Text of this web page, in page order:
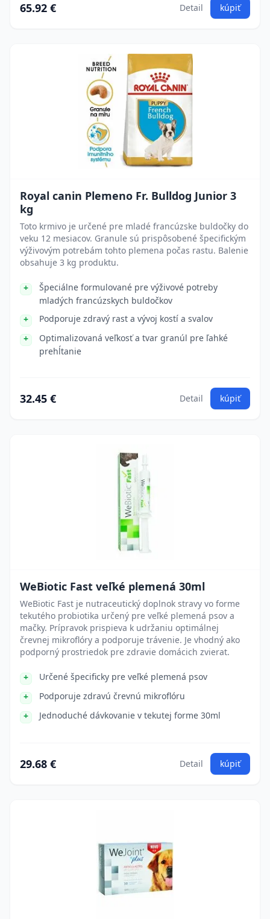
65.92 € Detail kúpiť
Royal canin Plemeno Fr. Bulldog Junior 3
kg
Toto krmivo je určené pre mladé francúzske buldočky do
veku 12 mesiacov. Granule sú prispôsobené špecifickým
výživovým potrebám tohto plemena počas rastu. Balenie
obsahuje 3 kg produktu.
Špeciálne formulované pre výživové potreby
mladých francúzskych buldočkov
Podporuje zdravý rast a vývoj kostí a svalov
Optimalizovaná veľkosť a tvar granúl pre ľahké
prehĺtanie
32.45 € Detail kúpiť
WeBiotic Fast veľké plemená 30ml
WeBiotic Fast je nutraceutický doplnok stravy vo forme
tekutého probiotika určený pre veľké plemená psov a
mačky. Prípravok prispieva k udržaniu optimálnej
črevnej mikroflóry a podporuje trávenie. Je vhodný ako
podporný prostriedok pre zdravie domácich zvierat.
Určené špecificky pre veľké plemená psov
Podporuje zdravú črevnú mikroflóru
Jednoduché dávkovanie v tekutej forme 30ml
29.68 € Detail kúpiť